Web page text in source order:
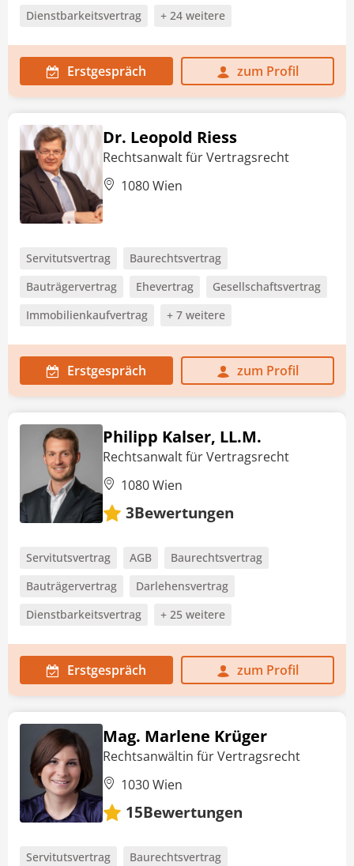
Dienstbarkeitsvertrag + 24 weitere
Erstgespräch zum Profil
Dr. Leopold Riess
Rechtsanwalt für Vertragsrecht
1080 Wien
Servitutsvertrag
Baurechtsvertrag
Bauträgervertrag
Ehevertrag
Gesellschaftsvertrag
Immobilienkaufvertrag
+ 7 weitere
Erstgespräch zum Profil
Philipp Kalser, LL.M.
Rechtsanwalt für Vertragsrecht
1080 Wien
3Bewertungen
Servitutsvertrag AGB
Baurechtsvertrag
Bauträgervertrag
Darlehensvertrag
Dienstbarkeitsvertrag
+ 25 weitere
Erstgespräch zum Profil
Mag. Marlene Krüger
Rechtsanwältin für Vertragsrecht
1030 Wien
15Bewertungen
Servitutsvertrag
Baurechtsvertrag